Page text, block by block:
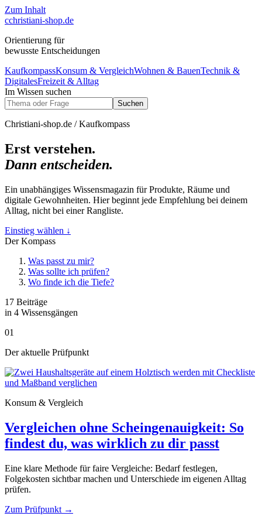
Zum Inhalt
cchristiani-shop.de
Orientierung für
bewusste Entscheidungen
KaufkompassKonsum & VergleichWohnen & BauenTechnik &
DigitalesFreizeit & Alltag
Im Wissen suchen
Suchen
Christiani-shop.de / Kaufkompass
Erst verstehen.
Dann entscheiden.
Ein unabhängiges Wissensmagazin für Produkte, Räume und
digitale Gewohnheiten. Hier beginnt jede Empfehlung bei deinem
Alltag, nicht bei einer Rangliste.
Einstieg wählen ↓
Der Kompass
Was passt zu mir?
Was sollte ich prüfen?
Wo finde ich die Tiefe?
17 Beiträge
in 4 Wissensgängen
01
Der aktuelle Prüfpunkt
Konsum & Vergleich
Vergleichen ohne Scheingenauigkeit: So
findest du, was wirklich zu dir passt
Eine klare Methode für faire Vergleiche: Bedarf festlegen,
Folgekosten sichtbar machen und Unterschiede im eigenen Alltag
prüfen.
Zum Prüfpunkt →